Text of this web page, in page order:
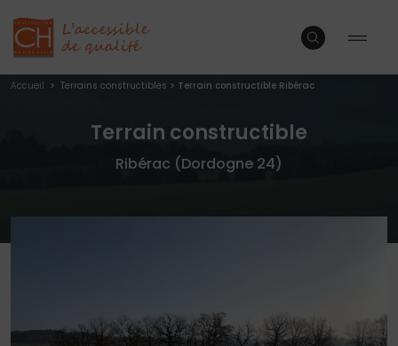
Accueil > Terrains constructibles > Terrain constructible Ribérac
Terrain constructible
Ribérac (Dordogne 24)